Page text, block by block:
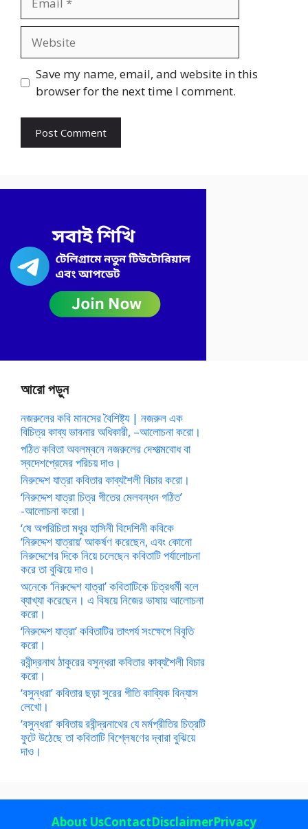
Save my name, email, and website in this
browser for the next time I comment.
আরো পড়ুন
নজরুলের কবি মানসের বৈশিষ্ট্য | নজরুল এক
বিচিত্র কাব্য ভাবনার অধিকারী, –আলোচনা করো।
পঠিত কবিতা অবলম্বনে নজরুলের দেশাত্মবোধ বা
স্বদেশপ্রেমের পরিচয় দাও।
নিরুদ্দেশ যাত্রা কবিতার কাব্যশৈলী বিচার করো।
‘নিরুদ্দেশ যাত্রা চিত্র গীতের মেলবন্ধন গঠিত’
-আলোচনা করো।
‘ষে অপরিচিতা মধুর হাসিনী বিদেশিনী কবিকে
‘নিরুদ্দেশ যাত্রায়’ আকর্ষণ করেছেন, এবং কোনো
নিরুদ্দেশের দিকে নিয়ে চলেছেন কবিতাটি পর্যালোচনা
করে তা বুঝিয়ে দাও।
অনেকে ‘নিরুদ্দেশ যাত্রা’ কবিতাটিকে চিত্রধর্মী বলে
ব্যাখ্যা করেছেন। এ বিষয়ে নিজের ভাষায় আলোচনা
করো।
‘নিরুদ্দেশ যাত্রা’ কবিতাটির তাৎপর্য সংক্ষেপে বিবৃতি
করো।
রবীন্দ্রনাথ ঠাকুরের বসুন্ধরা কবিতার কাব্যশৈলী বিচার
করো।
‘বসুন্ধরা’ কবিতার ছড়া সুরের গীতি কাব্যিক বিন্যাস
লেখো।
‘বসুন্ধরা’ কবিতায় রবীন্দ্রনাথের যে মর্মপ্রীতির চিত্রটি
ফুটে উঠেছে তা কবিতাটি বিশ্লেষণের দ্বারা বুঝিয়ে
দাও।
About UsContactDisclaimerPrivacy